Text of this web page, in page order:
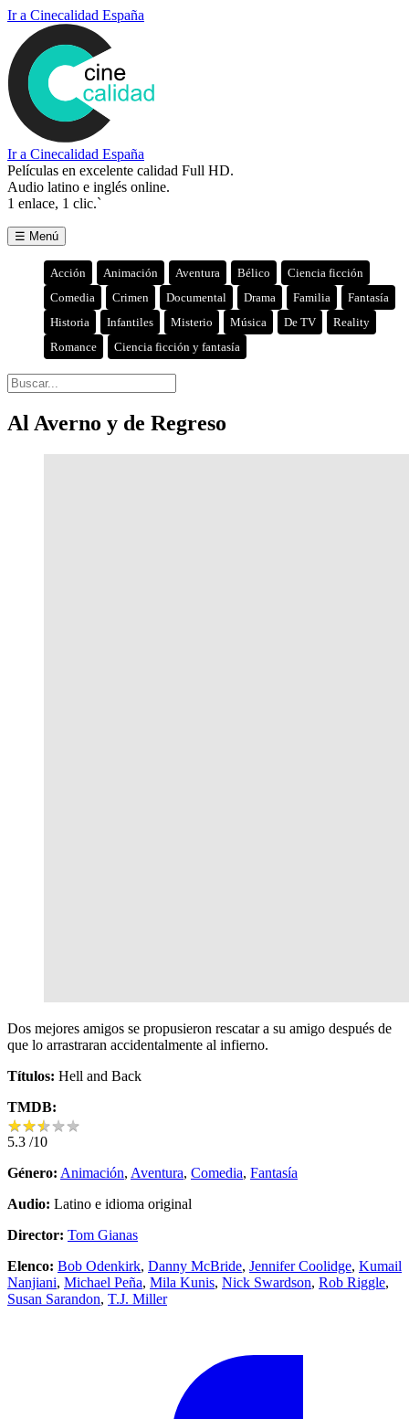
Ir a Cinecalidad España
Ir a Cinecalidad España
Películas en excelente calidad Full HD.
Audio latino e inglés online.
1 enlace, 1 clic.`
☰ Menú
Acción Animación Aventura Bélico
Ciencia ficción
Comedia
Crimen Documental Drama Familia
Fantasía
Historia
Infantiles Misterio Música De TV
Reality
Romance
Ciencia ficción y fantasía
Al Averno y de Regreso
Dos mejores amigos se propusieron rescatar a su amigo después de
que lo arrastraran accidentalmente al infierno.
Títulos: Hell and Back
TMDB:
★★★★★
★★★★★
5.3 /10
Género: Animación, Aventura, Comedia, Fantasía
Audio: Latino e idioma original
Director: Tom Gianas
Elenco: Bob Odenkirk, Danny McBride, Jennifer Coolidge, Kumail
Nanjiani, Michael Peña, Mila Kunis, Nick Swardson, Rob Riggle,
Susan Sarandon, T.J. Miller